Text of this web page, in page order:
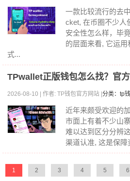
一款比较流行的去
cket, 在币圈不少人
安全性怎么样，毕
的层面来看, 它运
式...
TPwallet正版钱包怎么找？官
2026-08-10 | 作者: TP钱包官方网站 | 分类：tp
近年来颇受欢迎的
市面上有着不少山
难以达到区分分辨
渠道认准, 这是保
1 2 3 4 5 6